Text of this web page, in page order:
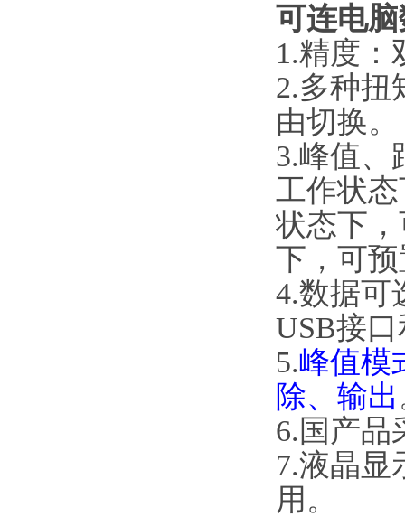
可连电
1.精度
2.多种
由切换。
3.峰值
工作状态
状态下
下，可
4.数据可
USB接口
5.峰值模
除、输出
6.国产品采
7.液晶显
用。